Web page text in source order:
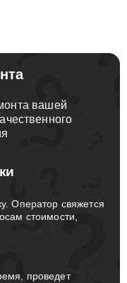
вашей
Оператор свяжется
стоимости,
проведет